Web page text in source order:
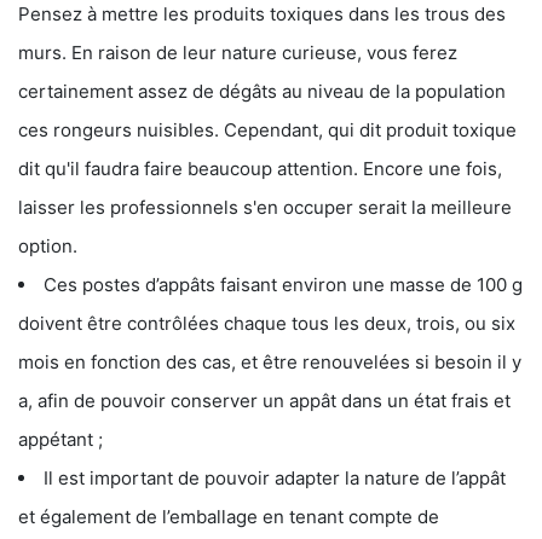
Pensez à mettre les produits toxiques dans les trous des
murs. En raison de leur nature curieuse, vous ferez
certainement assez de dégâts au niveau de la population
ces rongeurs nuisibles. Cependant, qui dit produit toxique
dit qu'il faudra faire beaucoup attention. Encore une fois,
laisser les professionnels s'en occuper serait la meilleure
option.
Ces postes d’appâts faisant environ une masse de 100 g
doivent être contrôlées chaque tous les deux, trois, ou six
mois en fonction des cas, et être renouvelées si besoin il y
a, afin de pouvoir conserver un appât dans un état frais et
appétant ;
Il est important de pouvoir adapter la nature de l’appât
et également de l’emballage en tenant compte de